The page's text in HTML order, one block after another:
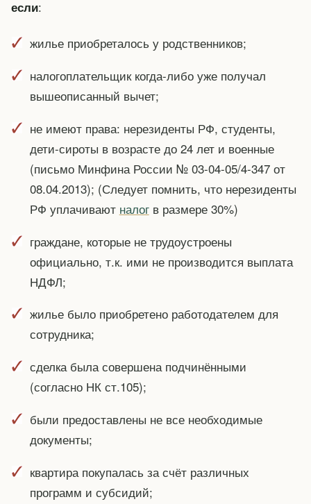
если:
жилье приобреталось у родственников;
налогоплательщик когда-либо уже получал
вышеописанный вычет;
не имеют права: нерезиденты РФ, студенты,
дети-сироты в возрасте до 24 лет и военные
(письмо Минфина России № 03-04-05/4-347 от
08.04.2013); (Следует помнить, что нерезиденты
РФ уплачивают налогв размере 30%)
граждане, которые не трудоустроены
официально, т.к. ими не производится выплата
НДФЛ;
жилье было приобретено работодателем для
сотрудника;
сделка была совершена подчинёнными
(согласно НК ст.105);
были предоставлены не все необходимые
документы;
квартира покупалась за счёт различных
программ и субсидий;